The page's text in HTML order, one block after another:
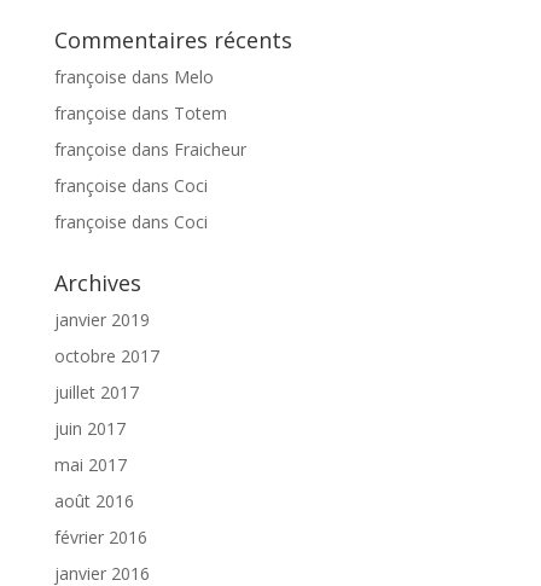
Commentaires récents
françoise dans Melo
françoise dans Totem
françoise dans Fraicheur
françoise dans Coci
françoise dans Coci
Archives
janvier 2019
octobre 2017
juillet 2017
juin 2017
mai 2017
août 2016
février 2016
janvier 2016